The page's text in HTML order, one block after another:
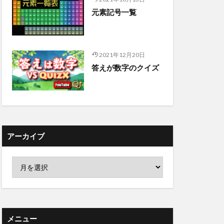
元素記号一覧
2021年12月20日
答えが数字のクイズ
アーカイブ
メニュー